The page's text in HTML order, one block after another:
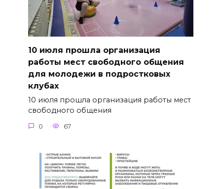
10 июля прошла организация
работы мест свободного общения
для молодежи в подростковых
клубах
10 июля прошла организация работы мест
свободного общения
0 67